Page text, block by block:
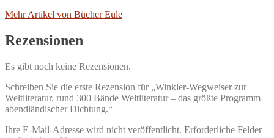
Mehr Artikel von Bücher Eule
Rezensionen
Es gibt noch keine Rezensionen.
Schreiben Sie die erste Rezension für „Winkler-Wegweiser zur
Weltliteratur. rund 300 Bände Weltliteratur – das größte Programm
abendländischer Dichtung.“
Ihre E-Mail-Adresse wird nicht veröffentlicht. Erforderliche Felder